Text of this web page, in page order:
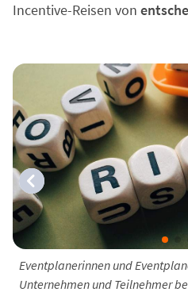
Incentive-Reisen von
Eventplanerinnen und
Unternehmen und Teilnehmer